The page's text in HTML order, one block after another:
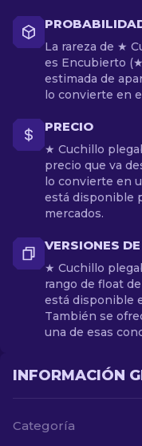
La rareza de ★
es Encubierto
estimada de
lo convierte en
PRECIO
★ Cuchillo
precio que va
lo convierte en
está disponible
mercados.
VERSIONES
★ Cuchillo
rango de float
está disponible
También se
una de esas
INFORMACIÓN
Categoría